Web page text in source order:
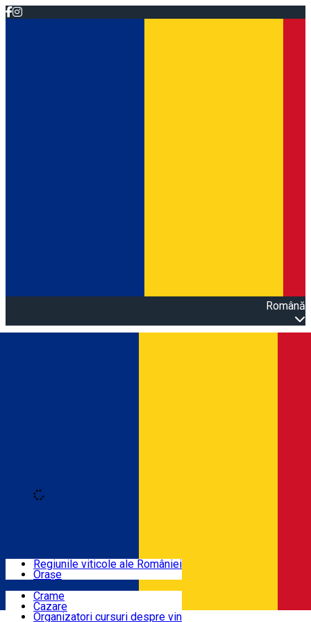
Română
Locuri cu vin
Rute
Regiunile viticole ale României
Orașe
Crame
Cazare
Organizatori cursuri despre vin